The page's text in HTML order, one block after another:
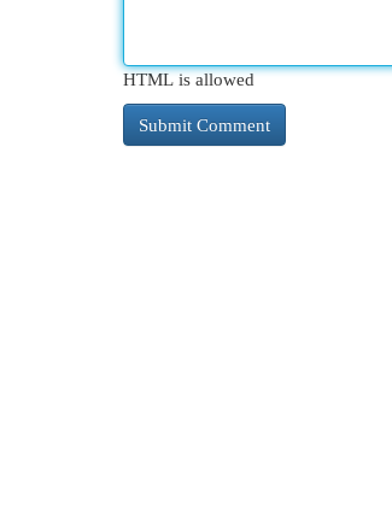
HTML is allowed